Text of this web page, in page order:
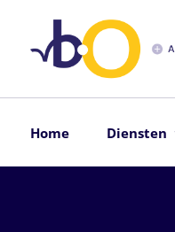
Home Diensten